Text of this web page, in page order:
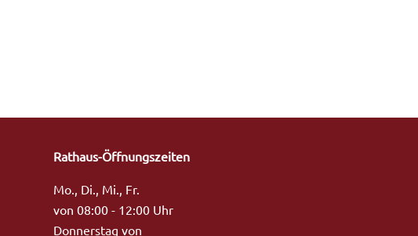
Rathaus-Öffnungszeiten
Mo., Di., Mi., Fr.
von 08:00 - 12:00 Uhr
Donnerstag von